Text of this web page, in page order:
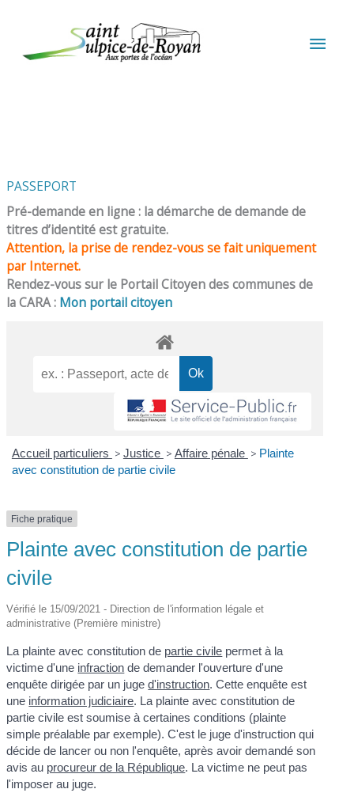
PASSEPORT
Pré-demande en ligne : la démarche de demande de
titres d’identité est gratuite.
Attention, la prise de rendez-vous se fait uniquement
par Internet.
Rendez-vous sur le Portail Citoyen des communes de
la CARA : Mon portail citoyen
Accueil particuliers > Justice > Affaire pénale > Plainte
avec constitution de partie civile
Fiche pratique
Plainte avec constitution de partie
civile
Vérifié le 15/09/2021 - Direction de l'information légale et
administrative (Première ministre)
La plainte avec constitution de partie civile permet à la
victime d'une infraction de demander l'ouverture d'une
enquête dirigée par un juged'instruction. Cette enquête est
une information judiciaire. La plainte avec constitution de
partie civile est soumise à certaines conditions (plainte
simple préalable par exemple). C'est le juge d'instruction qui
décide de lancer ou non l'enquête, après avoir demandé son
avis au procureur de la République. La victime ne peut pas
l'imposer au juge.